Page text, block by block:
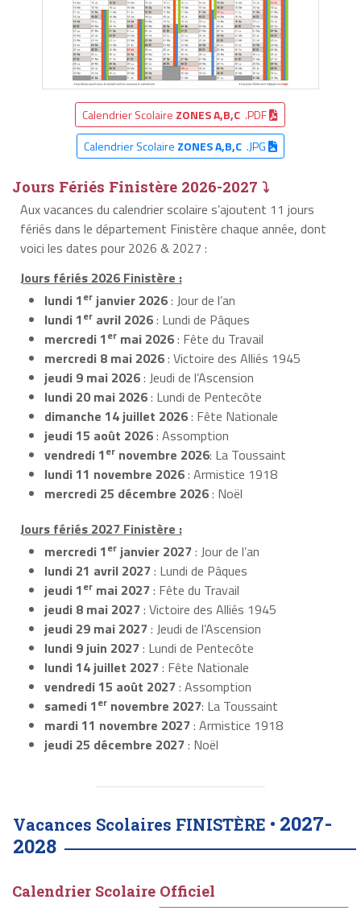
Calendrier Scolaire ZONES A,B,C .PDF
Calendrier Scolaire ZONES A,B,C.JPG
Jours Fériés Finistère 2026-2027 ⤵
Aux vacances du calendrier scolaire s’ajoutent 11 jours
fériés dans le département Finistère chaque année, dont
voici les dates pour 2026 & 2027 :
Jours fériés 2026 Finistère :
lundi 1er janvier 2026: Jour de l’an
lundi 1er avril 2026: Lundi de Pâques
mercredi 1er mai 2026: Fête du Travail
mercredi 8 mai 2026: Victoire des Alliés 1945
jeudi 9 mai 2026: Jeudi de l’Ascension
lundi 20 mai 2026: Lundi de Pentecôte
dimanche 14 juillet 2026: Fête Nationale
jeudi 15 août 2026: Assomption
vendredi 1er novembre 2026: La Toussaint
lundi 11 novembre 2026: Armistice 1918
mercredi 25 décembre 2026: Noël
Jours fériés 2027 Finistère :
mercredi 1er janvier 2027: Jour de l’an
lundi 21 avril 2027: Lundi de Pâques
jeudi 1er mai 2027: Fête du Travail
jeudi 8 mai 2027: Victoire des Alliés 1945
jeudi 29 mai 2027: Jeudi de l’Ascension
lundi 9 juin 2027: Lundi de Pentecôte
lundi 14 juillet 2027: Fête Nationale
vendredi 15 août 2027: Assomption
samedi 1er novembre 2027: La Toussaint
mardi 11 novembre 2027: Armistice 1918
jeudi 25 décembre 2027: Noël
Vacances Scolaires FINISTÈRE • 2027-
2028
Calendrier Scolaire Officiel